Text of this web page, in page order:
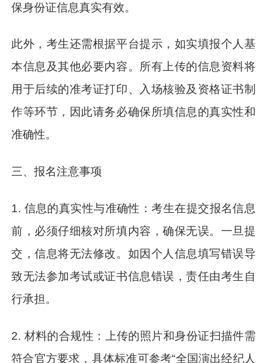
保身份证信息真实有效。
此外，考生还需根据平台提示，如实填报个人基
本信息及其他必要内容。所有上传的信息资料将
用于后续的准考证打印、入场核验及资格证书制
作等环节，因此请务必确保所填信息的真实性和
准确性。
三、报名注意事项
1. 信息的真实性与准确性：考生在提交报名信息
前，必须仔细核对所填内容，确保无误。一旦提
交，信息将无法修改。如因个人信息填写错误导
致无法参加考试或证书信息错误，责任由考生自
行承担。
2. 材料的合规性：上传的照片和身份证扫描件需
符合官方要求，具体标准可参考“全国演出经纪人